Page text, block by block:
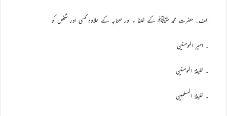
الف۔ حضرت محمد ﷺ کے خلفا ء اور صحابہ کے علاوہ کسی اور شخص کو
۔ امیر المومنین
۔ خلیفۃ المومنین
۔ خلیفۃ المسلمین